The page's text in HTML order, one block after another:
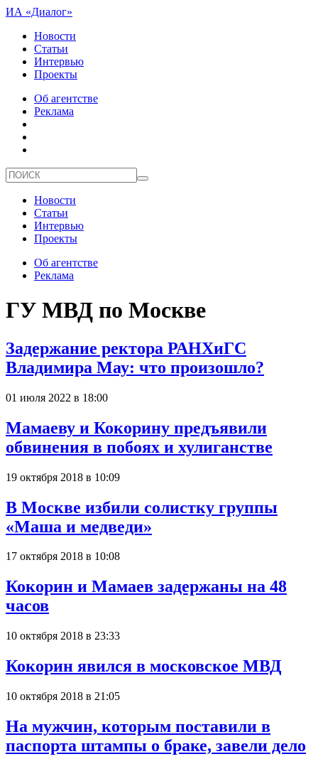
ИА «Диалог»
Новости
Статьи
Интервью
Проекты
Об агентстве
Реклама
Новости
Статьи
Интервью
Проекты
Об агентстве
Реклама
ГУ МВД по Москве
Задержание ректора РАНХиГС
Владимира Мау: что произошло?
01 июля 2022 в 18:00
Мамаеву и Кокорину предъявили
обвинения в побоях и хулиганстве
19 октября 2018 в 10:09
В Москве избили солистку группы
«Маша и медведи»
17 октября 2018 в 10:08
Кокорин и Мамаев задержаны на 48
часов
10 октября 2018 в 23:33
Кокорин явился в московское МВД
10 октября 2018 в 21:05
На мужчин, которым поставили в
паспорта штампы о браке, завели дело